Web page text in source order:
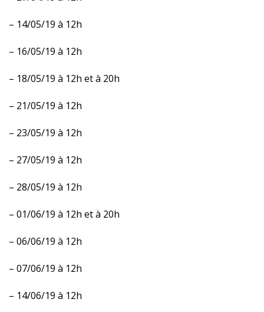
– 14/05/19 à 12h
– 16/05/19 à 12h
– 18/05/19 à 12h et à 20h
– 21/05/19 à 12h
– 23/05/19 à 12h
– 27/05/19 à 12h
– 28/05/19 à 12h
– 01/06/19 à 12h et à 20h
– 06/06/19 à 12h
– 07/06/19 à 12h
– 14/06/19 à 12h